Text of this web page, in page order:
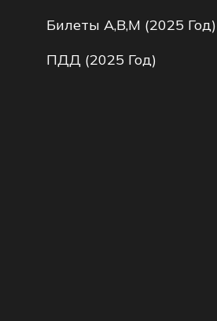
Билеты A,B,M (2025 Год)
ПДД (2025 Год)